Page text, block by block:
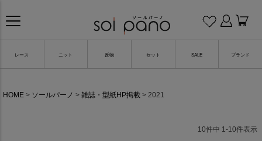
レース ニット 反物 セット SALE ブランド
HOME ソールパーノ 雑誌・型紙HP掲載 2021
10件中 1 -10件表示